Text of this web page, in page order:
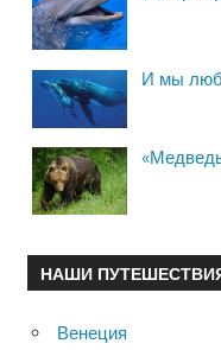
И мы
НАШИ
Венеция